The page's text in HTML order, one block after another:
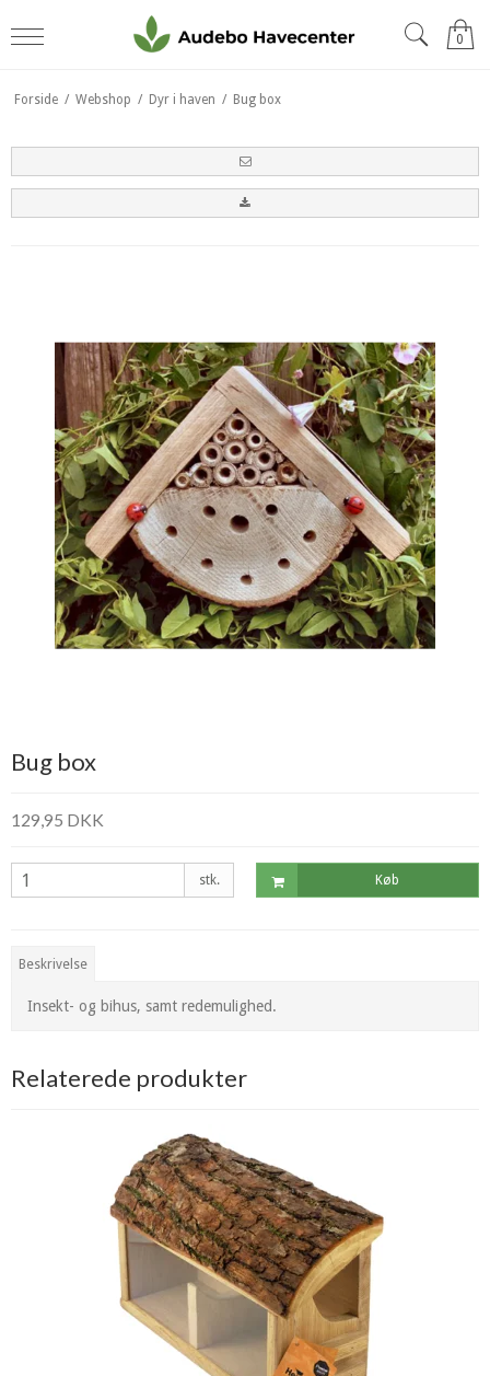
0
Forside / Webshop / Dyr i haven / Bug box
Bug box
129,95 DKK
stk. Køb
Beskrivelse
Insekt- og bihus, samt redemulighed.
Relaterede produkter